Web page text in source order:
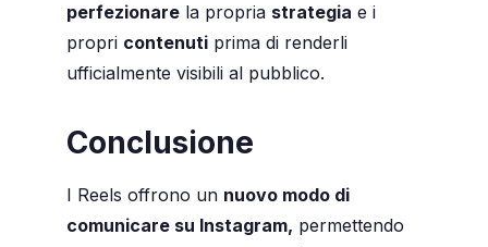
perfezionarela propria strategia e i
propri contenutiprima di renderli
ufficialmente visibili al pubblico.
Conclusione
I Reels offrono un nuovo modo di
comunicare su Instagram, permettendo